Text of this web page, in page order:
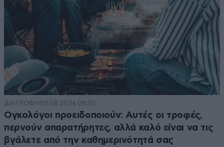
ΔΙΑΤΡΟΦΗ 08·08·2026 08:30
Ογκολόγοι προειδοποιούν: Αυτές οι τροφές,
περνούν απαρατήρητες, αλλά καλό είναι να τις
βγάλετε από την καθημερινότητά σας